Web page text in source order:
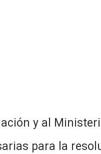
y al
para la